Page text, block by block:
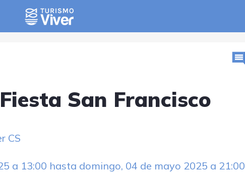
San Francisco
CS
a 13:00 hasta domingo, 04 de mayo 2025 a 21:00